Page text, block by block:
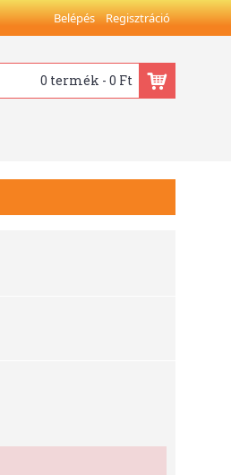
Belépés Regisztráció
0 termék - 0 Ft